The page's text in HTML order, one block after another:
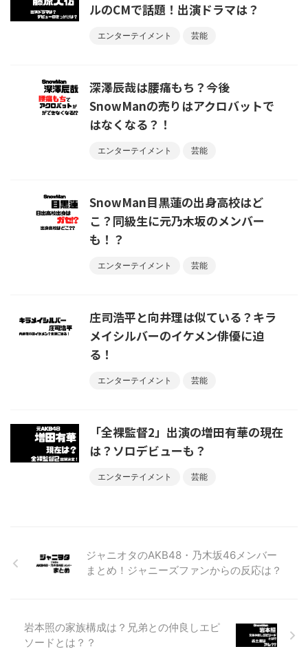
ルのCMで話題！出演ドラマは？
エンターテイメント 芸能
深澤辰哉は腰痛もち？今後
SnowManの売りはアクロバットで
はなくなる？！
エンターテイメント 芸能
SnowMan目黒蓮の出身高校はど
こ？同級生に元乃木坂のメンバー
も！？
エンターテイメント 芸能
庄司浩平と向井理は似ている？キラ
メイシルバーのイケメン俳優に迫
る！
エンターテイメント 芸能
「全裸監督2」出演の増田有華の現在
は？ソロデビューも？
エンターテイメント 芸能
ジャニオタのAKB48・乃木坂46メンバー
まとめ！ジャニーズファンからの反応は？
岩本照の家族構成は？兄弟との仲良しエピ
ソードとは？？